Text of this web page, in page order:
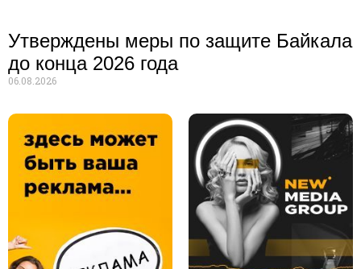
Утверждены меры по защите Байкала
до конца 2026 года
06.08.2026